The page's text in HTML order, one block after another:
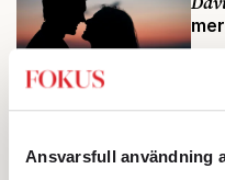
Ansvarsfull användning